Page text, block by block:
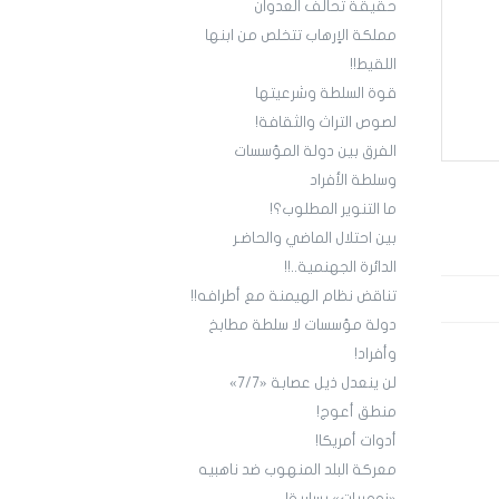
حقيقة تحالف العدوان
مملكة الإرهاب تتخلص من ابنها
اللقيط!!
قوة السلطة وشرعيتها
لصوص التراث والثقافة!
الفرق بين دولة المؤسسات
وسلطة الأفراد
ما التنوير المطلوب؟!
بين احتلال الماضي والحاضـر
الدائرة الجهنمية..!!
تناقض نظام الهيمنة مع أطرافه!!
دولة مؤسسات لا سلطة مطابخ
وأفراد!
لن ينعدل ذيل عصابة «7/7»
منطق أعوج!
أدوات أمريكا!
معركة البلد المنهوب ضد ناهبيه